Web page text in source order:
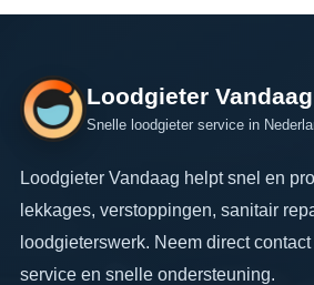
Loodgieter Vandaag
Snelle loodgieter service in
Loodgieter Vandaag helpt snel en
lekkages, verstoppingen, sanitair
loodgieterswerk. Neem direct
service en snelle ondersteuning.